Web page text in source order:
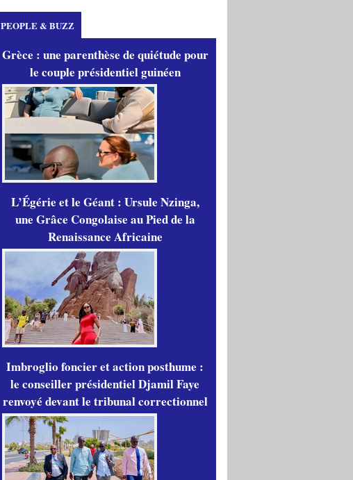
PEOPLE & BUZZ
Grèce : une parenthèse de quiétude pour
le couple présidentiel guinéen
L’Égérie et le Géant : Ursule Nzinga,
une Grâce Congolaise au Pied de la
Renaissance Africaine
Imbroglio foncier et action posthume :
le conseiller présidentiel Djamil Faye
renvoyé devant le tribunal correctionnel